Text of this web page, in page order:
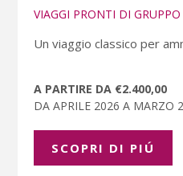
VIAGGI PRONTI DI GRUPPO
Un viaggio classico per
A PARTIRE DA €2.400,00
DA APRILE 2026 A MARZO
SCOPRI DI PIÚ